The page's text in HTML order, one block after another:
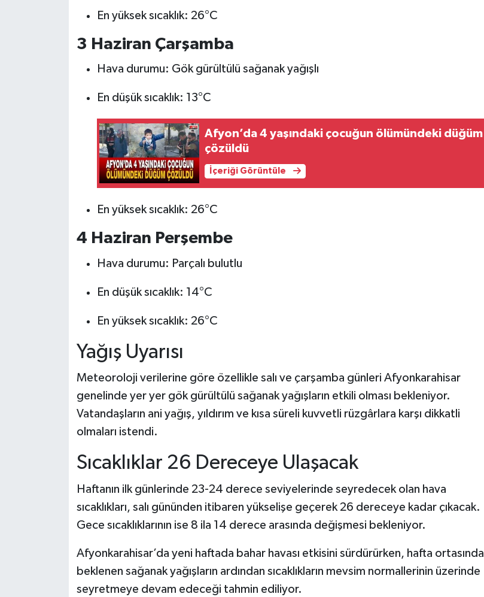
En yüksek sıcaklık: 26°C
3 Haziran Çarşamba
Hava durumu: Gök gürültülü sağanak yağışlı
En düşük sıcaklık: 13°C
Afyon’da 4 yaşındaki çocuğun ölümündeki düğüm
çözüldü
İçeriği Görüntüle
En yüksek sıcaklık: 26°C
4 Haziran Perşembe
Hava durumu: Parçalı bulutlu
En düşük sıcaklık: 14°C
En yüksek sıcaklık: 26°C
Yağış Uyarısı
Meteoroloji verilerine göre özellikle salı ve çarşamba günleri Afyonkarahisar
genelinde yer yer gök gürültülü sağanak yağışların etkili olması bekleniyor.
Vatandaşların ani yağış, yıldırım ve kısa süreli kuvvetli rüzgârlara karşı dikkatli
olmaları istendi.
Sıcaklıklar 26 Dereceye Ulaşacak
Haftanın ilk günlerinde 23-24 derece seviyelerinde seyredecek olan hava
sıcaklıkları, salı gününden itibaren yükselişe geçerek 26 dereceye kadar çıkacak.
Gece sıcaklıklarının ise 8 ila 14 derece arasında değişmesi bekleniyor.
Afyonkarahisar’da yeni haftada bahar havası etkisini sürdürürken, hafta ortasında
beklenen sağanak yağışların ardından sıcaklıkların mevsim normallerinin üzerinde
seyretmeye devam edeceği tahmin ediliyor.